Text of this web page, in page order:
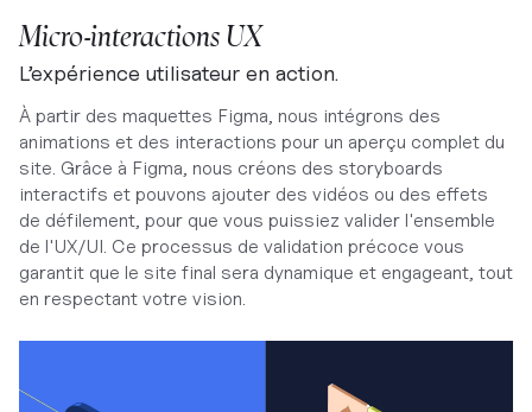
Micro-interactions UX
L’expérience utilisateur en action.
À partir des maquettes Figma, nous intégrons des
animations et des interactions pour un aperçu complet du
site. Grâce à Figma, nous créons des storyboards
interactifs et pouvons ajouter des vidéos ou des effets
de défilement, pour que vous puissiez valider l'ensemble
de l'UX/UI. Ce processus de validation précoce vous
garantit que le site final sera dynamique et engageant, tout
en respectant votre vision.